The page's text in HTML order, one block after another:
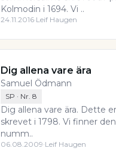
Kolmodin i 1694. Vi ..
24.11.2016·Leif Haugen
Dig allena vare ära
Samuel Ödmann
SP · Nr. 8
Dig allena vare ära. Dette
skrevet i 1798. Vi finner
numm..
06.08.2009·Leif Haugen